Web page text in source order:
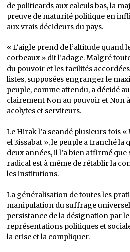
de politicards aux calculs bas, la
preuve de maturité politique en
aux vrais décideurs du pays.
« L’aigle prend de l’altitude quand
corbeaux » dit l’adage. Malgré
du pouvoir et les facilités
listes, supposées engranger le
peuple, comme attendu, a décidé
clairement Non au pouvoir et Non
acolytes et serviteurs.
Le Hirak l’a scandé plusieurs fois
el 3issabat », le peuple a tranché la
deux années, il l’a bien affirmé
radical est à même de rétablir la
les institutions.
La généralisation de toutes les
manipulation du suffrage
persistance de la désignation par
représentations politiques et
la crise et la compliquer.